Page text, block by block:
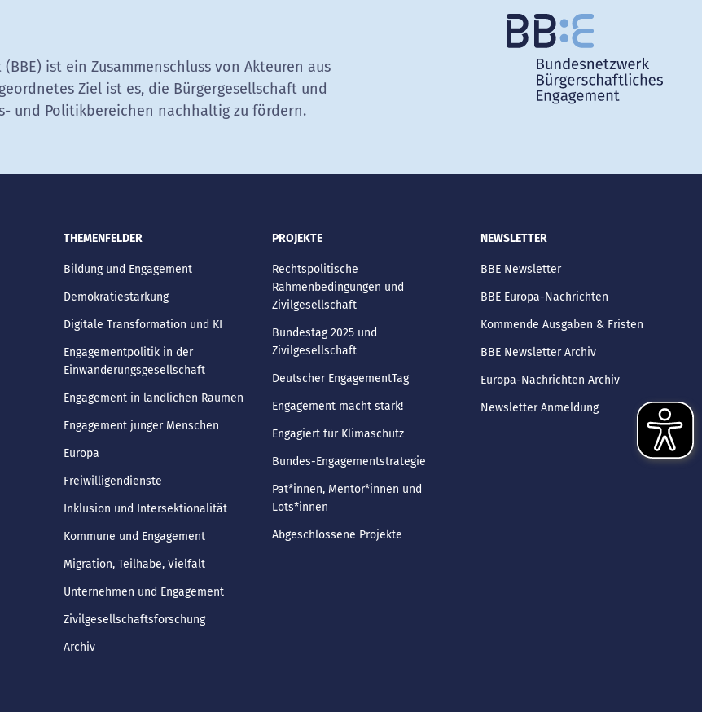
ist ein Zusammenschluss von Akteuren aus
Ziel ist es, die Bürgergesellschaft und
und Politikbereichen nachhaltig zu fördern.
THEMENFELDER
Bildung und Engagement
Demokratiestärkung
Digitale Transformation und KI
Engagementpolitik in der
Einwanderungsgesellschaft
Engagement in ländlichen Räumen
Engagement junger Menschen
Europa
Freiwilligendienste
Inklusion und Intersektionalität
Kommune und Engagement
Migration, Teilhabe, Vielfalt
Unternehmen und Engagement
Zivilgesellschaftsforschung
Archiv
PROJEKTE
Rechtspolitische
Rahmenbedingungen und
Zivilgesellschaft
Bundestag 2025 und
Zivilgesellschaft
Deutscher EngagementTag
Engagement macht stark!
Engagiert für Klimaschutz
Bundes-Engagementstrategie
Pat*innen, Mentor*innen und
Lots*innen
Abgeschlossene Projekte
NEWSLETTER
BBE Newsletter
BBE Europa-Nachrichten
Kommende Ausgaben & Fristen
BBE Newsletter Archiv
Europa-Nachrichten Archiv
Newsletter Anmeldung